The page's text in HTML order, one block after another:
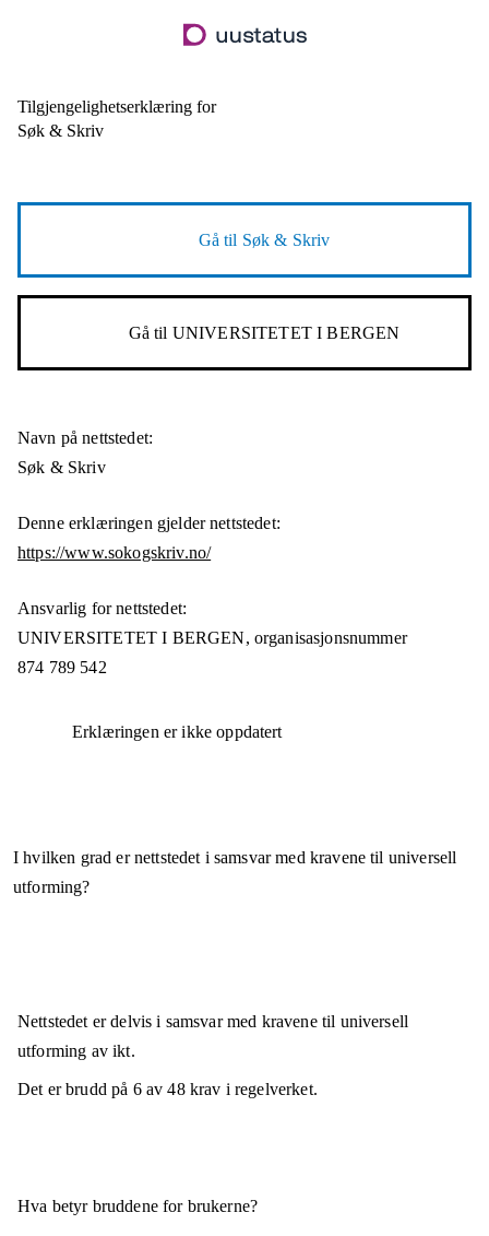
til
Tilgjengelighetserklæring for
Søk & Skriv
Gå til Søk & Skriv
Gå til UNIVERSITETET I BERGEN
Navn på nettstedet:
Søk & Skriv
Denne erklæringen gjelder nettstedet:
https://www.sokogskriv.no/
Ansvarlig for nettstedet:
UNIVERSITETET I BERGEN, organisasjonsnummer
874 789 542
Erklæringen er ikke oppdatert
I hvilken grad er nettstedet i samsvar med kravene til universell
utforming?
Nettstedet erdelvis i samsvarmed kravene til universell
utforming av ikt.
Det er brudd på 6av48krav i regelverket.
Hva betyr bruddene for brukerne?